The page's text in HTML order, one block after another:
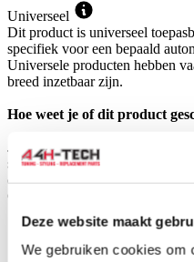
Deze website maakt
We gebruiken cookies om
Universeel
Dit product is universeel
specifiek voor een bepaald
Universele producten hebben
breed inzetbaar zijn.
Hoe weet je of dit product
Je schaft dit product aan op
specificaties, afbeelding of titel
controleren of het geschikt is
Gerelateerde producten